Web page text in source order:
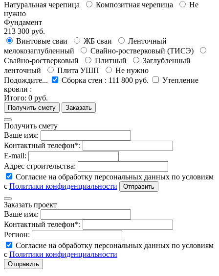
Натуральная черепица
Композитная черепица
Не
нужно
Фундамент
213 300 руб.
Винтовые сваи
ЖБ сваи
Ленточный
мелокозаглубленный
Свайно-ростверковый (ТИСЭ)
Свайно-ростверковый
Плитный
Заглубленный
ленточный
Плита УШП
Не нужно
Подождите...
Сборка стен : 111 800 руб.
Утепление
кровли :
Итого: 0 руб.
Получить смету
Ваше имя:
Контактный телефон*:
E-mail:
Адрес строительства:
Согласие на обработку персональных данных по условиям
с Политики конфиденциальности
Заказать проект
Ваше имя:
Контактный телефон*:
Регион:
Согласие на обработку персональных данных по условиям
с Политики конфиденциальности